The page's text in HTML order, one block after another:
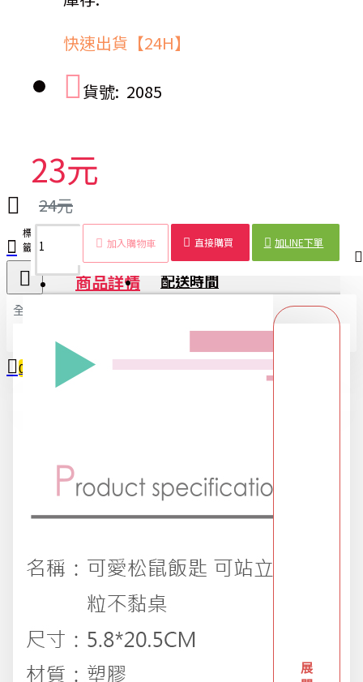
全部
全部
DIY專區
五金用品
交換禮物專區 95折
0
快速出貨【24H】
貨號: 2085
23元
24元
加入購物車 直接購買 加LINE下單
標
籤：
鼠
匙
意
具
用
觀
藏
商品詳情 配送時間
展